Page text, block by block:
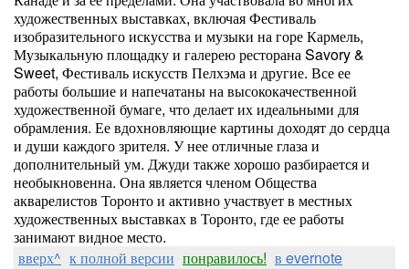
художественных выставках, включая Фестиваль
изобразительного искусства и музыки на горе Кармель,
Музыкальную площадку и галерею ресторана Savory &
Sweet, Фестиваль искусств Пелхэма и другие. Все ее
работы большие и напечатаны на высококачественной
художественной бумаге, что делает их идеальными для
обрамления. Ее вдохновляющие картины доходят до сердца
и души каждого зрителя. У нее отличные глаза и
дополнительный ум. Джуди также хорошо разбирается и
необыкновенна. Она является членом Общества
акварелистов Торонто и активно участвует в местных
художественных выставках в Торонто, где ее работы
занимают видное место.
вверх^ к полной версии понравилось! в evernote